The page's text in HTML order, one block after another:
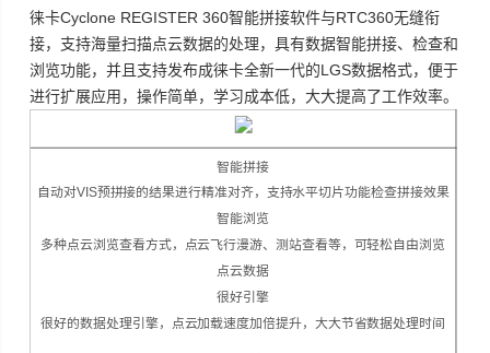
徕卡Cyclone REGISTER 360智能拼接软件与RTC360无缝衔
接，支持海量扫描点云数据的处理，具有数据智能拼接、检查和
浏览功能，并且支持发布成徕卡全新一代的LGS数据格式，便于
进行扩展应用，操作简单，学习成本低，大大提高了工作效率。
智能拼接
自动对VIS预拼接的结果进行精准对齐，支持水平切片功能检查拼接效果
智能浏览
多种点云浏览查看方式，点云飞行漫游、测站查看等，可轻松自由浏览
点云数据
很好引擎
很好的数据处理引擎，点云加载速度加倍提升，大大节省数据处理时间